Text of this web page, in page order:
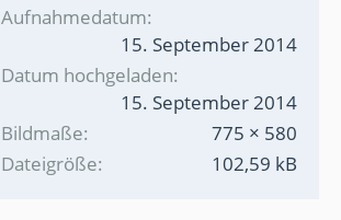
Aufnahmedatum
15. September 2014
Datum hochgeladen
15. September 2014
Bildmaße
775 × 580
Dateigröße
102,59 kB